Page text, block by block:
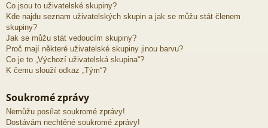
Co jsou to uživatelské skupiny?
Kde najdu seznam uživatelských skupin a jak se můžu stát členem
skupiny?
Jak se můžu stát vedoucím skupiny?
Proč mají některé uživatelské skupiny jinou barvu?
Co je to „Výchozí uživatelská skupina“?
K čemu slouží odkaz „Tým“?
Soukromé zprávy
Nemůžu posílat soukromé zprávy!
Dostávám nechtěné soukromé zprávy!